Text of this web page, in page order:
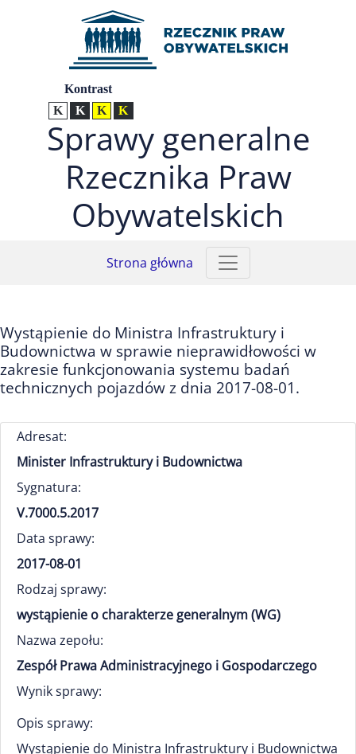
Przejdź do menu głównego (nacisnij Enter)
Przejdź do treści (nacisnij Enter)
Przejdź do mapy serwisu (nacisnij Enter)
UstawieniaKontrast
Kontrast normalny
Kontrast biały tekst na czarnym
Kontrast czarny tekst na żółtym
Sprawy generalne
Rzecznika Praw
Obywatelskich
Strona główna
Wystąpienie do Ministra Infrastruktury i
Budownictwa w sprawie nieprawidłowości w
zakresie funkcjonowania systemu badań
technicznych pojazdów z dnia 2017-08-01.
Adresat:
Minister Infrastruktury i Budownictwa
Sygnatura:
V.7000.5.2017
Data sprawy:
2017-08-01
Rodzaj sprawy:
wystąpienie o charakterze generalnym (WG)
Nazwa zepołu:
Zespół Prawa Administracyjnego i Gospodarczego
Wynik sprawy:
Opis sprawy:
Wystąpienie do Ministra Infrastruktury i Budownictwa